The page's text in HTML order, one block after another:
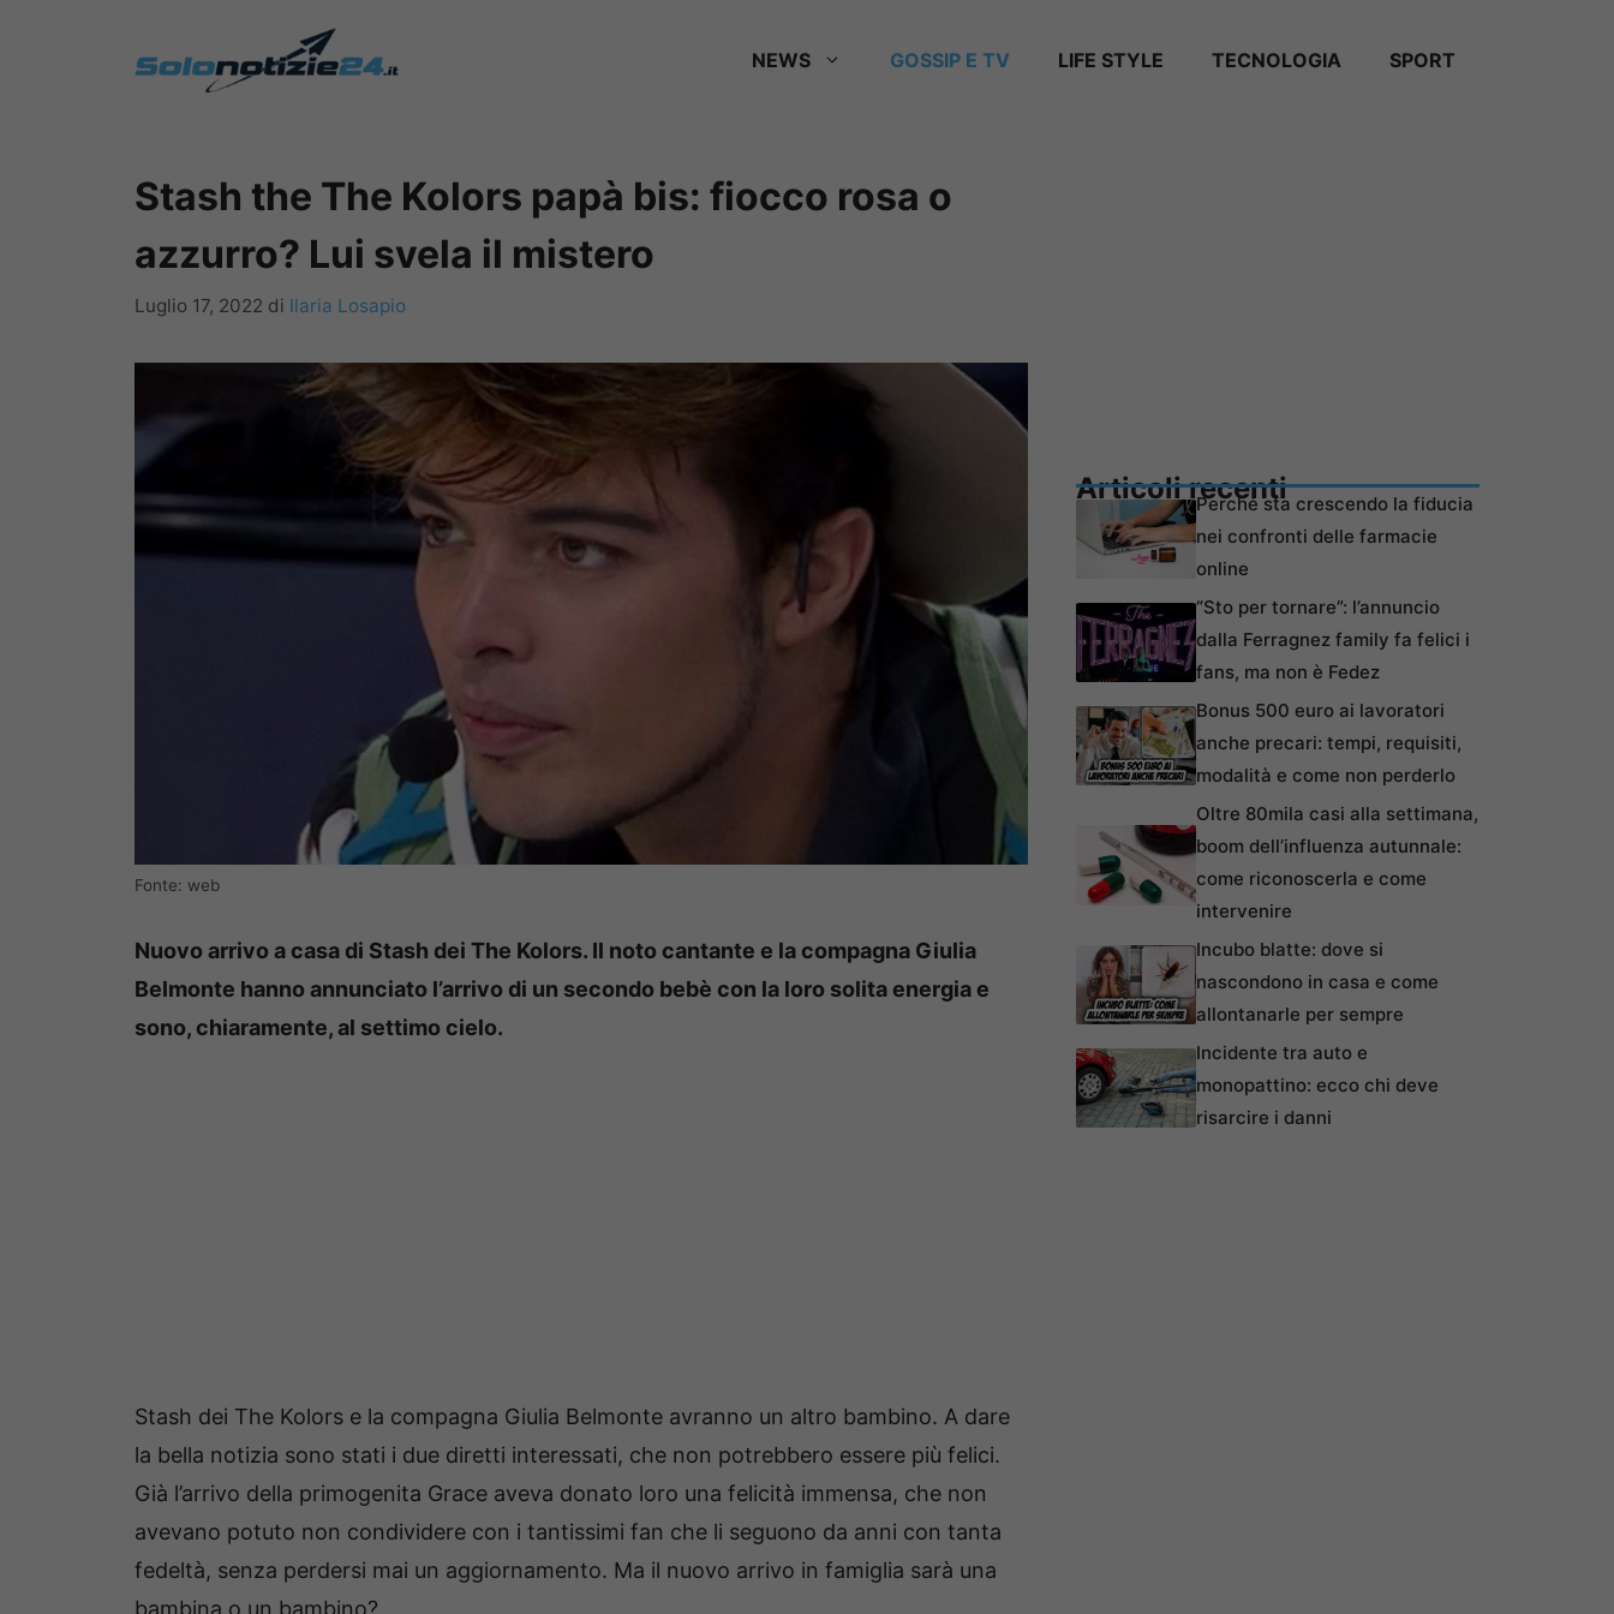
NEWS GOSSIP E TV LIFE STYLE TECNOLOGIA SPORT
Stash the The Kolors papà bis: fiocco rosa o
azzurro? Lui svela il mistero
Luglio 17, 2022 di Ilaria Losapio
Fonte: web
Nuovo arrivo a casa di Stash dei The Kolors. Il noto cantante e la compagna Giulia
Belmonte hanno annunciato l’arrivo di un secondo bebè con la loro solita energia e
sono, chiaramente, al settimo cielo.
Stash dei The Kolors e la compagna Giulia Belmonte avranno un altro bambino. A dare
la bella notizia sono stati i due diretti interessati, che non potrebbero essere più felici.
Già l’arrivo della primogenita Grace aveva donato loro una felicità immensa, che non
avevano potuto non condividere con i tantissimi fan che li seguono da anni con tanta
fedeltà, senza perdersi mai un aggiornamento. Ma il nuovo arrivo in famiglia sarà una
bambina o un bambino?
Articoli recentiPerché sta crescendo la fiducia
nei confronti delle farmacie
online
“Sto per tornare”: l’annuncio
dalla Ferragnez family fa felici i
fans, ma non è Fedez
Bonus 500 euro ai lavoratori
anche precari: tempi, requisiti,
modalità e come non perderlo
Oltre 80mila casi alla settimana,
boom dell’influenza autunnale:
come riconoscerla e come
intervenire
Incubo blatte: dove si
nascondono in casa e come
allontanarle per sempre
Incidente tra auto e
monopattino: ecco chi deve
risarcire i danni